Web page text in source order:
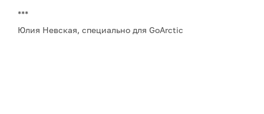
***
Юлия Невская, специально для GoArctic